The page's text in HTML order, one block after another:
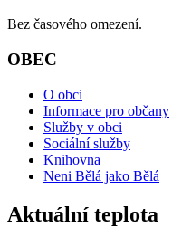
Bez časového omezení.
OBEC
O obci
Informace pro občany
Služby v obci
Sociální služby
Knihovna
Neni Bělá jako Bělá
Aktuální teplota